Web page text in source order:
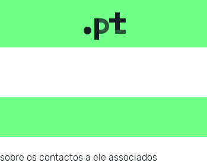
os contactos a ele associados